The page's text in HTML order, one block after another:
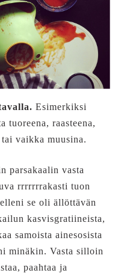
Esimerkiksi
tuoreena, raasteena,
vaikka muusina.
parsakaalin vasta
rrrrrrrakasti tuon
se oli ällöttävän
kasvisgratiineista,
samoista ainesosista
minäkin. Vasta silloin
paahtaa ja